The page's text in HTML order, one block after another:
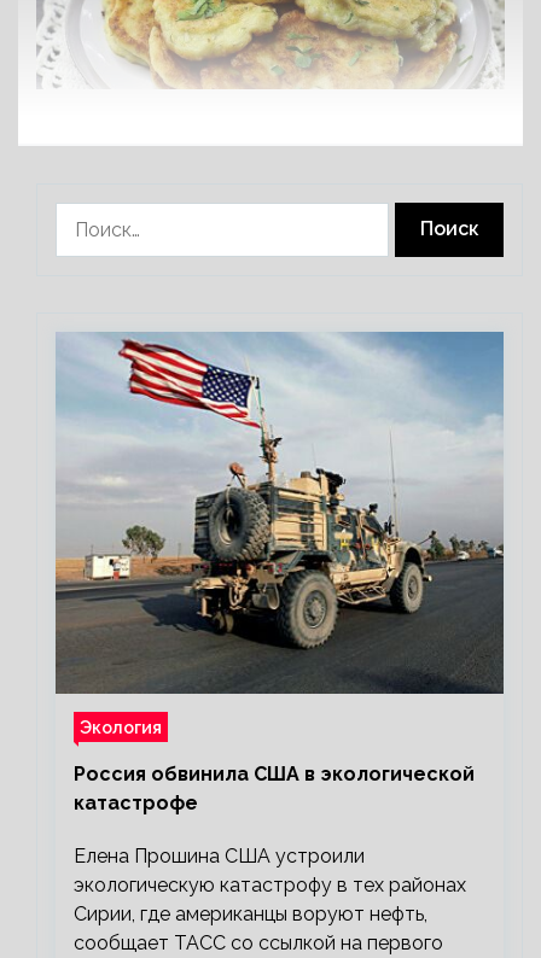
Экология
Россия обвинила США в экологической
катастрофе
Елена Прошина США устроили
экологическую катастрофу в тех районах
Сирии, где американцы воруют нефть,
сообщает ТАСС со ссылкой на первого